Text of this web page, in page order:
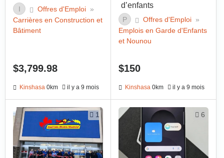
I Offres d'Emploi »
Carrières en Construction et
Bâtiment
$3,799.98
Kinshasa 0km il y a 9 mois
d’enfants
P Offres d'Emploi »
Emplois en Garde d'Enfants
et Nounou
$150
Kinshasa 0km il y a 9 mois
1 6